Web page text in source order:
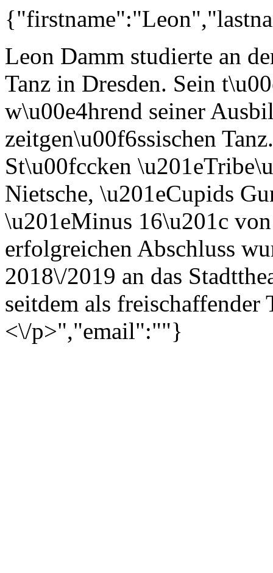
Leon Damm studierte an
Tanz in Dresden. Sein
w\u00e4hrend seiner
zeitgen\u00f6ssischen
St\u00fccken
Nietsche, \u201eCupids
\u201eMinus 16\u201c
erfolgreichen Abschluss
2018\/2019 an das
seitdem als
<\/p>","email":""}